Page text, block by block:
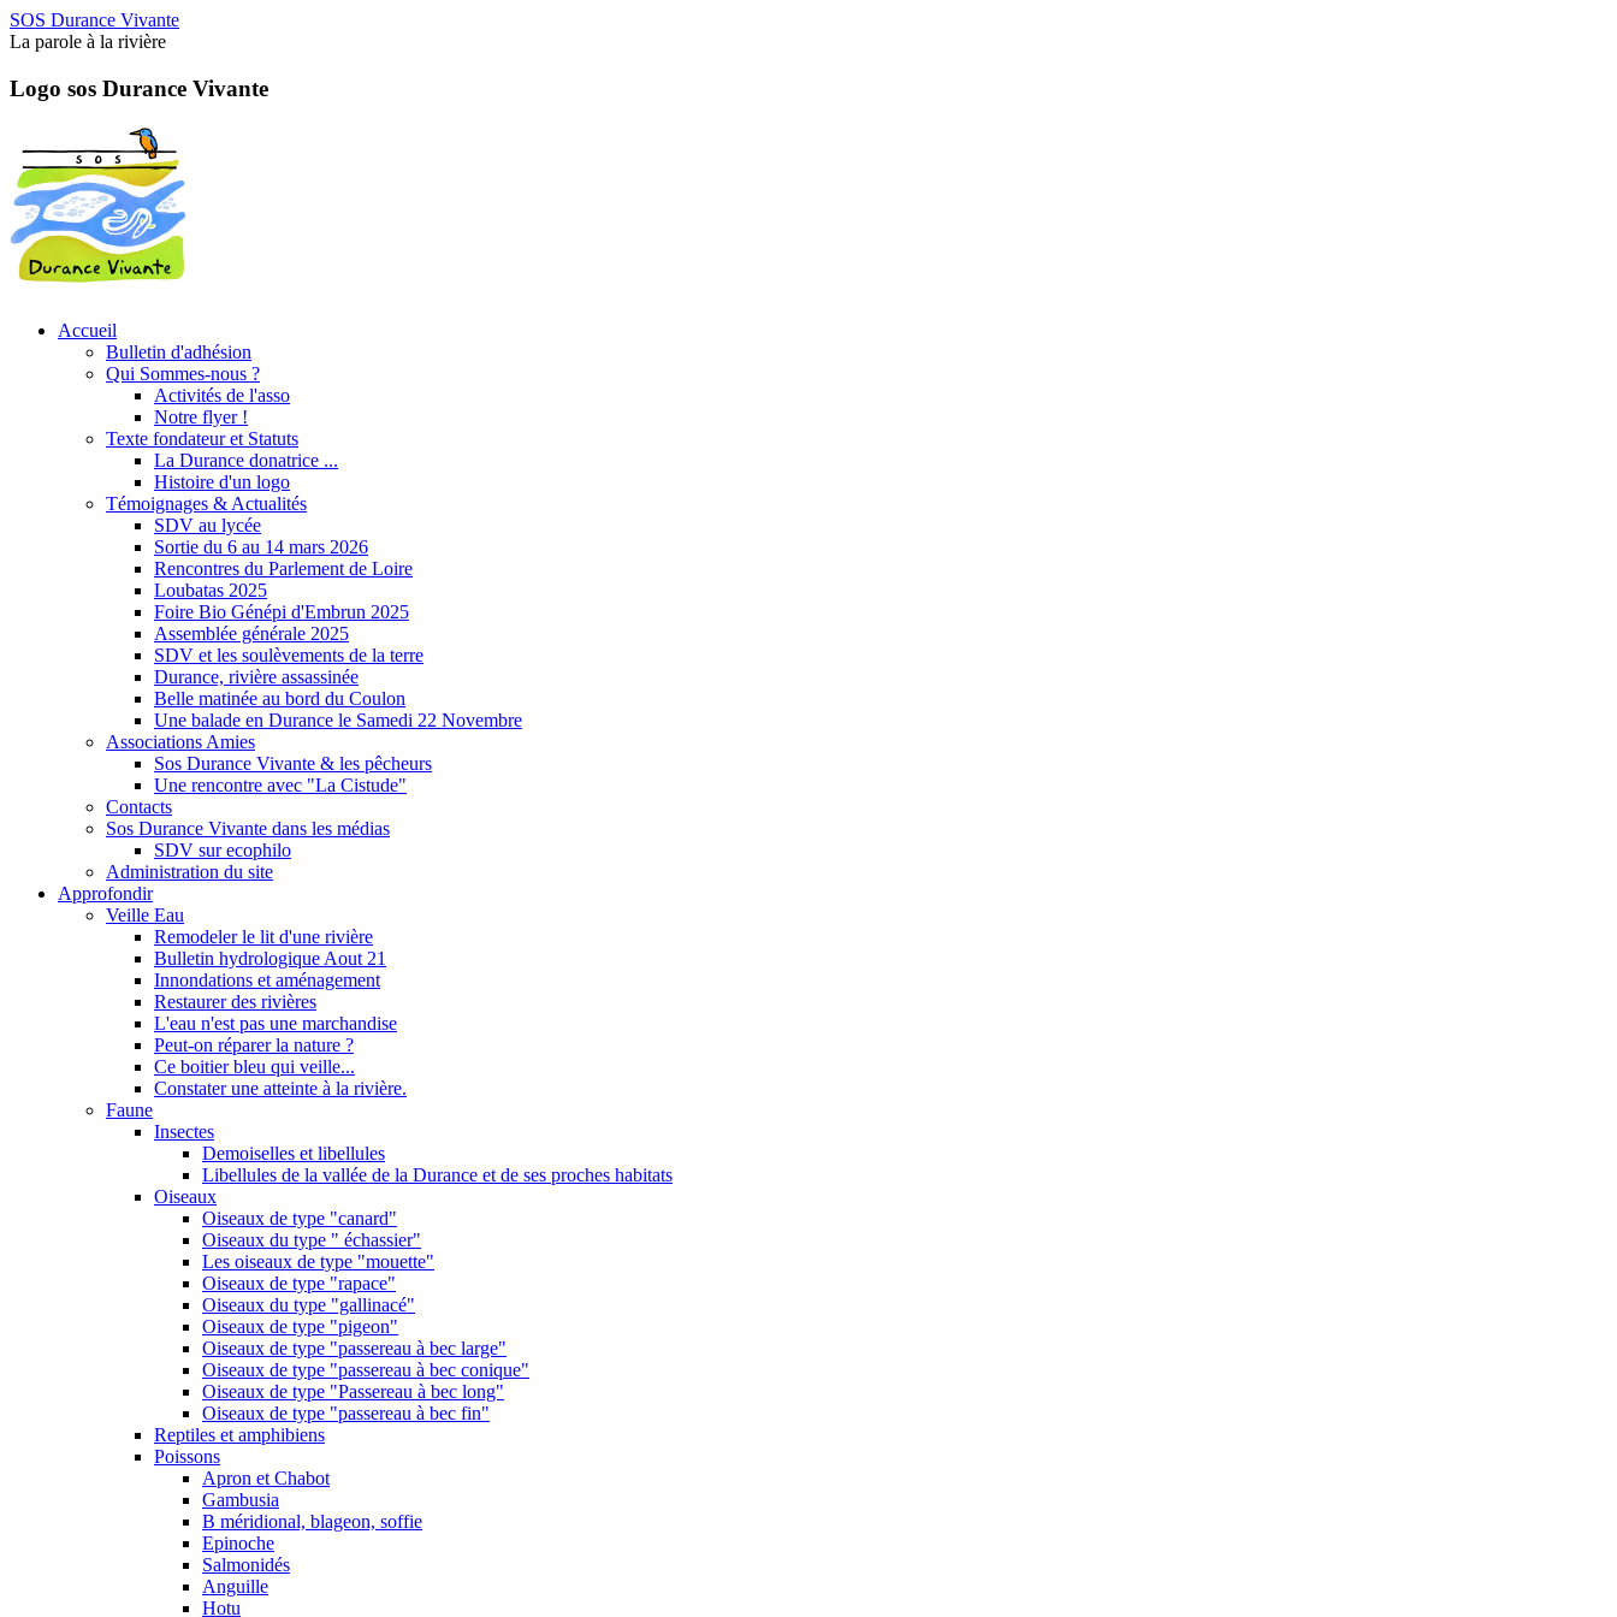
SOS Durance Vivante
La parole à la rivière
Logo sos Durance Vivante
Accueil
Bulletin d'adhésion
Qui Sommes-nous ?
Activités de l'asso
Notre flyer !
Texte fondateur et Statuts
La Durance donatrice ...
Histoire d'un logo
Témoignages & Actualités
SDV au lycée
Sortie du 6 au 14 mars 2026
Rencontres du Parlement de Loire
Loubatas 2025
Foire Bio Génépi d'Embrun 2025
Assemblée générale 2025
SDV et les soulèvements de la terre
Durance, rivière assassinée
Belle matinée au bord du Coulon
Une balade en Durance le Samedi 22 Novembre
Associations Amies
Sos Durance Vivante & les pêcheurs
Une rencontre avec "La Cistude"
Contacts
Sos Durance Vivante dans les médias
SDV sur ecophilo
Administration du site
Approfondir
Veille Eau
Remodeler le lit d'une rivière
Bulletin hydrologique Aout 21
Innondations et aménagement
Restaurer des rivières
L'eau n'est pas une marchandise
Peut-on réparer la nature ?
Ce boitier bleu qui veille...
Constater une atteinte à la rivière.
Faune
Insectes
Demoiselles et libellules
Libellules de la vallée de la Durance et de ses proches habitats
Oiseaux
Oiseaux de type "canard"
Oiseaux du type " échassier"
Les oiseaux de type "mouette"
Oiseaux de type "rapace"
Oiseaux du type "gallinacé"
Oiseaux de type "pigeon"
Oiseaux de type "passereau à bec large"
Oiseaux de type "passereau à bec conique"
Oiseaux de type "Passereau à bec long"
Oiseaux de type "passereau à bec fin"
Reptiles et amphibiens
Poissons
Apron et Chabot
Gambusia
B méridional, blageon, soffie
Epinoche
Salmonidés
Anguille
Hotu